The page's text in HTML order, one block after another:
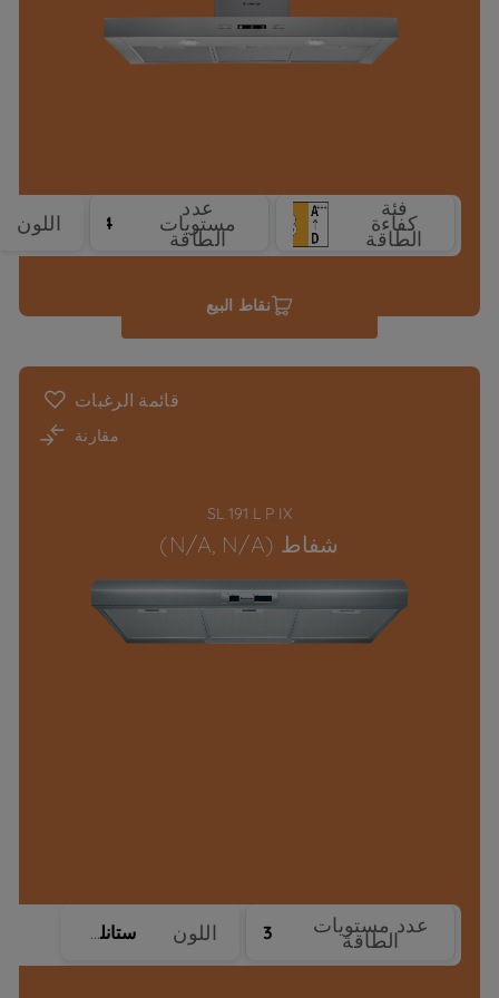
فئة
كفاءة
الطاقة
عدد
مستويات
الطاقة
اللون
نقاط البيع
قائمة الرغبات
مقارنة
SL 191 L P IX
شفاط (N/A, N/A)
عدد مستويات
الطاقة 3 اللون ستانلس ستيل